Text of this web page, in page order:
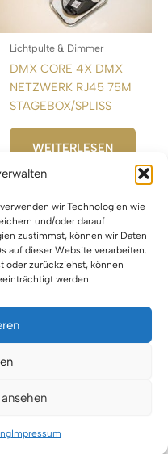
wir Technologien wie
und/oder darauf
zustimmst, können wir Daten
auf dieser Website verarbeiten.
oder zurückziehst, können
werden.
Impressum
Lichtpulte & Dimmer
DMX CORE 4X DMX
NETZWERK RJ45 75M
STAGEBOX/SPLISS
WEITERLESEN